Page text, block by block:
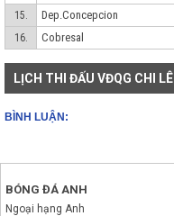
15.
Dep.Concepcion
16.
Cobresal
LỊCH THI ĐẤU VĐQG CHI LÊ
BÌNH LUẬN:
BÓNG ĐÁ ANH
Ngoại hạng Anh